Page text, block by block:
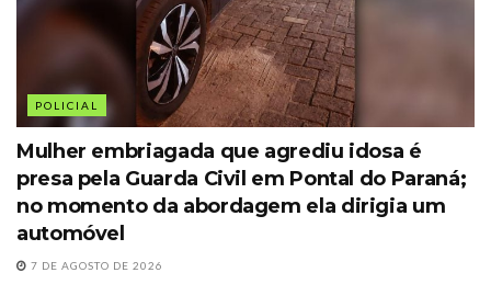
POLICIAL
Mulher embriagada que agrediu idosa é
presa pela Guarda Civil em Pontal do Paraná;
no momento da abordagem ela dirigia um
automóvel
7 DE AGOSTO DE 2026